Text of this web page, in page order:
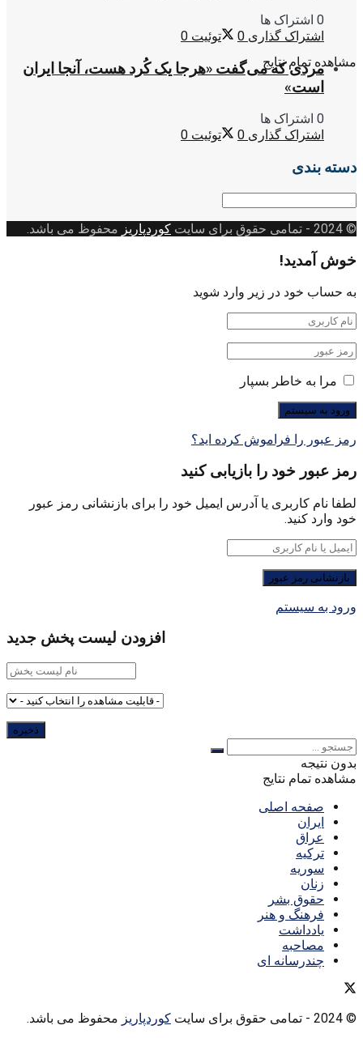
مشاهده تمام نتایج
0 اشتراک ها
اشتراک گذاری 0 توئیت 0
مردی که می‌گفت «هرجا یک کُرد هست، آنجا ایران
است»
0 اشتراک ها
اشتراک گذاری 0 توئیت 0
دسته بندی
دسته
© 2024
- تمامی حقوق برای سایت کوردپاریز محفوظ می باشد.
خوش آمدید!
به حساب خود در زیر وارد شوید
مرا به خاطر بسپار
رمز عبور را فراموش کرده اید؟
رمز عبور خود را بازیابی کنید
لطفا نام کاربری یا آدرس ایمیل خود را برای بازنشانی رمز عبور
خود وارد کنید.
ورود به سیستم
افزودن لیست پخش جدید
بدون نتیجه
مشاهده تمام نتایج
صفحه اصلی
ایران
عراق
ترکیه
سوریه
زنان
حقوق بشر
فرهنگ و هنر
یادداشت
مصاحبه
چندرسانه ای
© 2024 - تمامی حقوق برای سایت کوردپاریز محفوظ می باشد.